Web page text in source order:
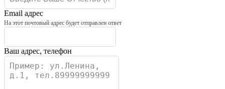
Email адрес
На этот почтовый адрес будет отправлен ответ
Ваш адрес, телефон